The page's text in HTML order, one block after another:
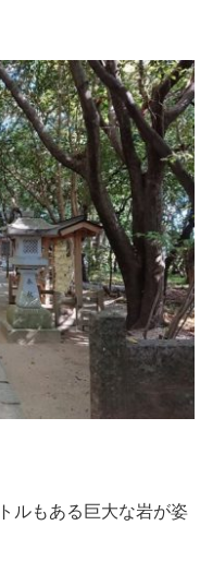
ルもある巨大な岩が姿